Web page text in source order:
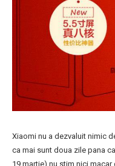
Xiaomi nu a dezvaluit nimic
ca mai sunt doua zile pana
19 martie) nu stim nici